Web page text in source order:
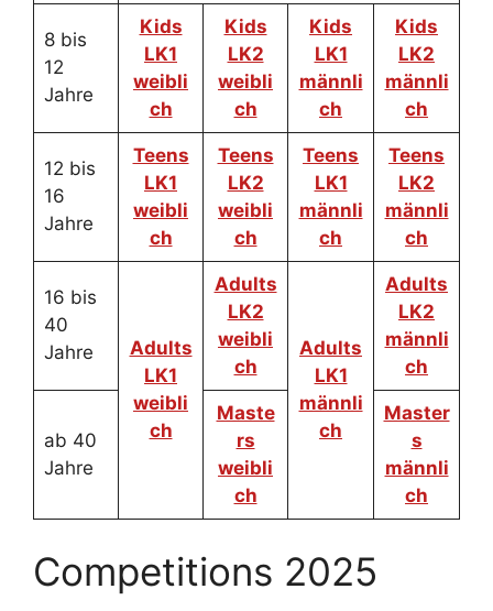
8 bis
12
Jahre
Kids
LK1
weibli
ch
Kids
LK2
weibli
ch
Kids
LK1
männli
ch
Kids
LK2
männli
ch
12 bis
16
Jahre
Teens
LK1
weibli
ch
Teens
LK2
weibli
ch
Teens
LK1
männli
ch
Teens
LK2
männli
ch
16 bis
40
Jahre
Adults
LK1
weibli
ch
Adults
LK2
weibli
ch
Adults
LK1
männli
ch
Adults
LK2
männli
ch
ab 40
Jahre
Maste
rs
weibli
ch
Master
s
männli
ch
Competitions 2025